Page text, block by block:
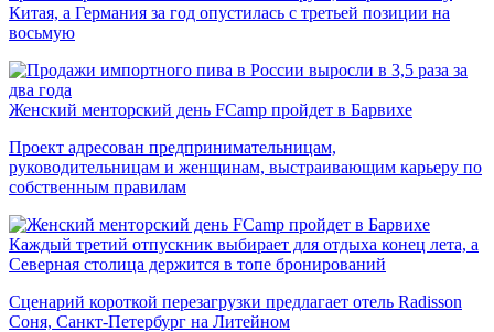
Китая, а Германия за год опустилась с третьей позиции на
восьмую
Женский менторский день FCamp пройдет в Барвихе
Проект адресован предпринимательницам,
руководительницам и женщинам, выстраивающим карьеру по
собственным правилам
Каждый третий отпускник выбирает для отдыха конец лета, а
Северная столица держится в топе бронирований
Сценарий короткой перезагрузки предлагает отель Radisson
Соня, Санкт-Петербург на Литейном